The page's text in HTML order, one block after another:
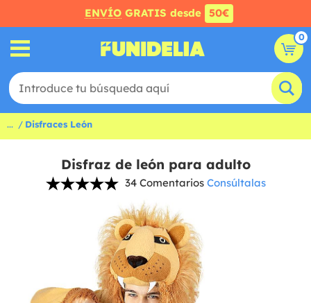
ENVÍO GRATIS desde 50€
0
... Disfraces León
Disfraz de león para adulto
34 Comentarios Consúltalas